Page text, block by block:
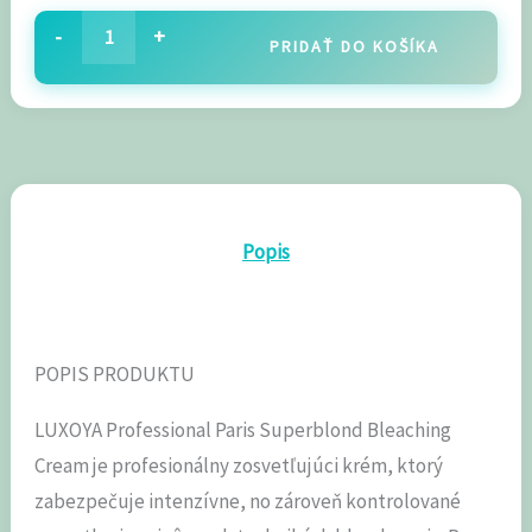
- + PRIDAŤ DO KOŠÍKA
Popis
POPIS PRODUKTU
LUXOYA Professional Paris Superblond Bleaching
Cream je profesionálny zosvetľujúci krém, ktorý
zabezpečuje intenzívne, no zároveň kontrolované